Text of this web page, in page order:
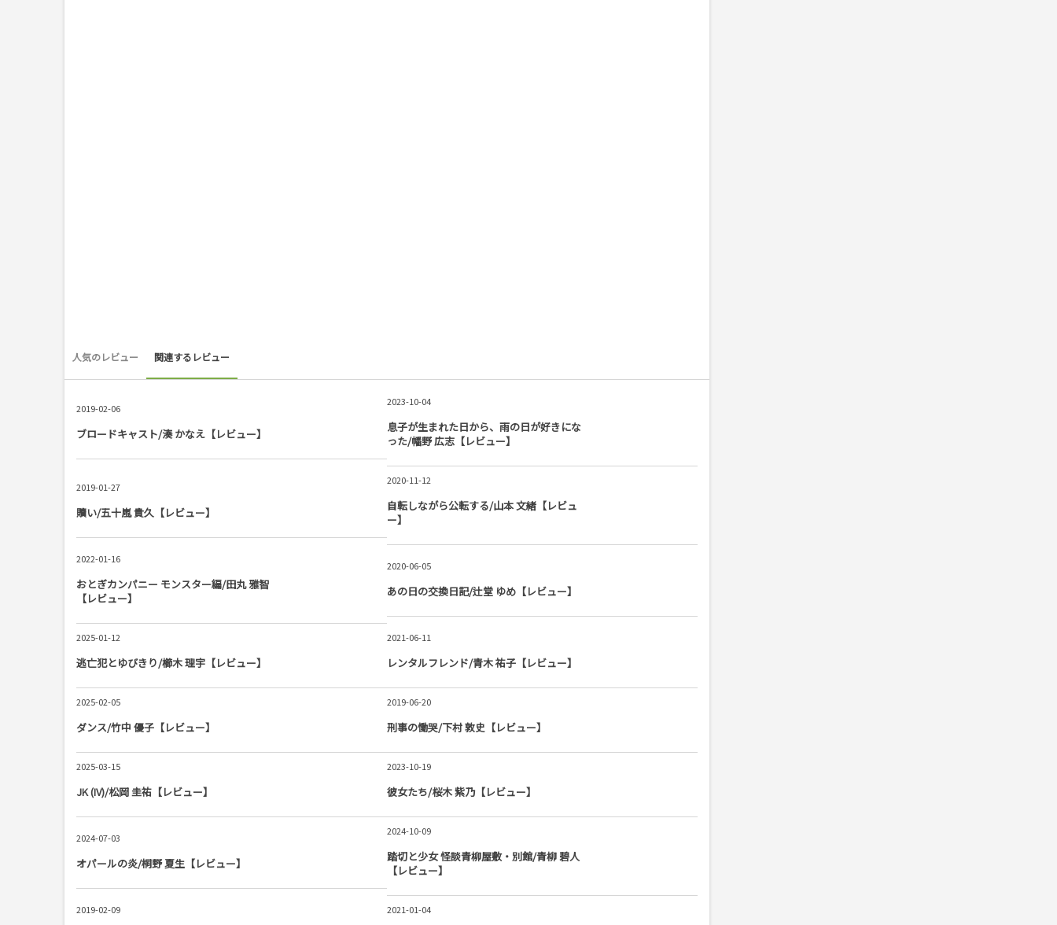
人気のレビュー 関連するレビュー
2019-02-06
ブロードキャスト/湊 かなえ【レビュー】
2023-10-04
息子が生まれた日から、雨の日が好きにな
った/幡野 広志【レビュー】
2019-01-27
贖い/五十嵐 貴久【レビュー】
2020-11-12
自転しながら公転する/山本 文緒【レビュ
ー】
2022-01-16
おとぎカンパニー モンスター編/田丸 雅智
【レビュー】
2020-06-05
あの日の交換日記/辻堂 ゆめ【レビュー】
2025-01-12
逃亡犯とゆびきり/櫛木 理宇【レビュー】
2021-06-11
レンタルフレンド/青木 祐子【レビュー】
2025-02-05
ダンス/竹中 優子【レビュー】
2019-06-20
刑事の慟哭/下村 敦史【レビュー】
2025-03-15
JK (IV)/松岡 圭祐【レビュー】
2023-10-19
彼女たち/桜木 紫乃【レビュー】
2024-07-03
オパールの炎/桐野 夏生【レビュー】
2024-10-09
踏切と少女 怪談青柳屋敷・別館/青柳 碧人
【レビュー】
2019-02-09 2021-01-04